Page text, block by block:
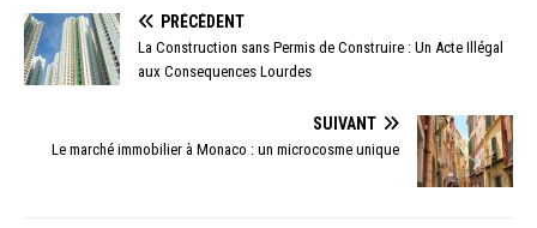
PRÉCÉDENT
La Construction sans Permis de Construire : Un Acte Illégal
aux Consequences Lourdes
SUIVANT
Le marché immobilier à Monaco : un microcosme unique